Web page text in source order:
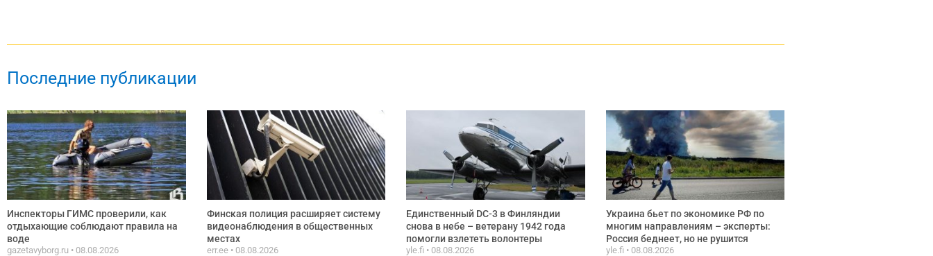
Последние публикации
Инспекторы ГИМС проверили, как
отдыхающие соблюдают правила на
воде
gazetavyborg.ru 08.08.2026
Финская полиция расширяет систему
видеонаблюдения в общественных
местах
err.ee 08.08.2026
Единственный DC-3 в Финляндии
снова в небе – ветерану 1942 года
помогли взлететь волонтеры
yle.fi 08.08.2026
Украина бьет по экономике РФ по
многим направлениям – эксперты:
Россия беднеет, но не рушится
yle.fi 08.08.2026